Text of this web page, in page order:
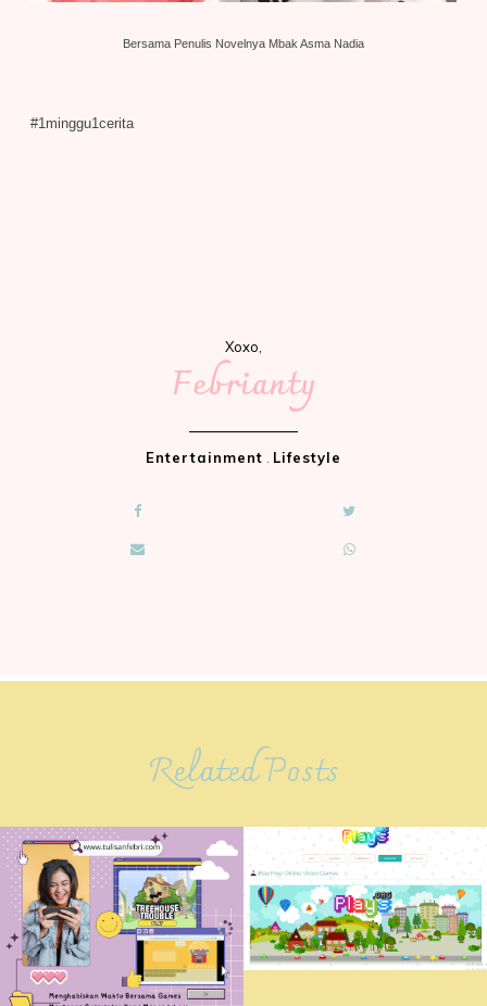
Bersama Penulis Novelnya Mbak Asma Nadia
#1minggu1cerita
Xoxo,
Febrianty
Entertainment . Lifestyle
Related Posts